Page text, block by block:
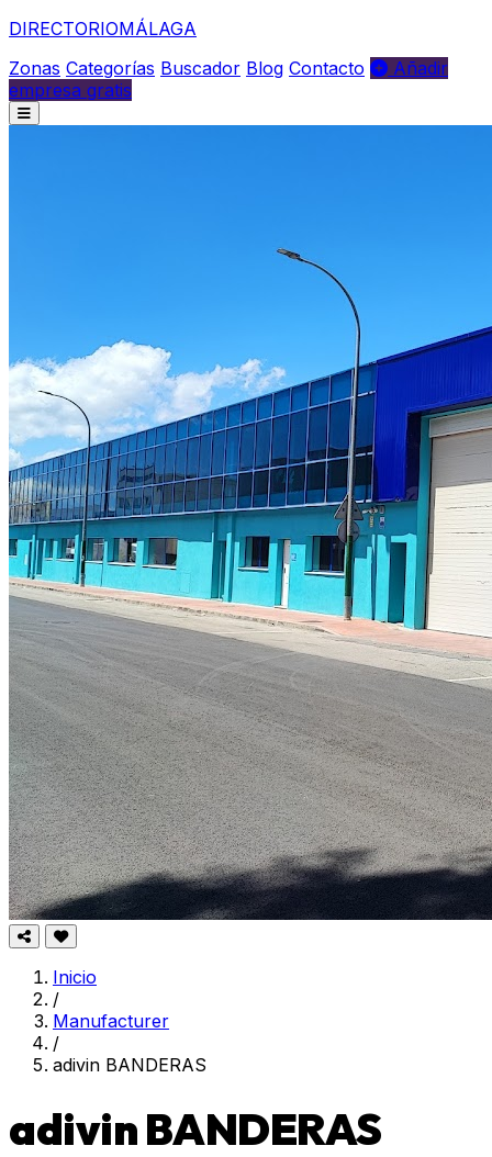
DIRECTORIOMÁLAGA
Zonas Categorías Buscador Blog Contacto
Añadir
empresa gratis
Inicio
/
Manufacturer
/
adivin BANDERAS
adivin BANDERAS